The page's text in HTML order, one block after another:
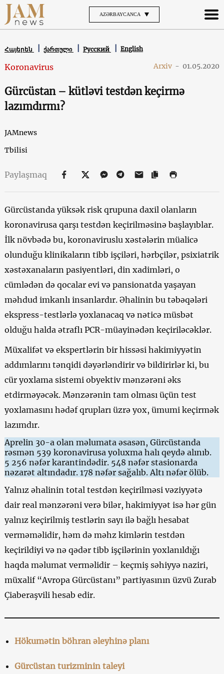
AZƏRBAYCANCA
Հայերեն ქართული Русский English
Koronavirus Arxiv - 01.05.2020
Gürcüstan – kütləvi testdən keçirmə
lazımdırmı?
JAMnews
Tbilisi
Paylaşmaq
Gürcüstanda yüksək risk qrupuna daxil olanların
koronavirusa qarşı testdən keçirilməsinə başlayıblar.
İlk növbədə bu, koronaviruslu xəstələrin müalicə
olunduğu klinikaların tibb işçiləri, hərbçilər, psixiatrik
xəstəxanaların pasiyentləri, din xadimləri, o
cümlədən də qocalar evi və pansionatda yaşayan
məhdud imkanlı insanlardır. Əhalinin bu təbəqələri
ekspress-testlərlə yoxlanacaq və nəticə müsbət
olduğu halda ətraflı PCR-müayinədən keçiriləcəklər.
Müxalifət və ekspertlərin bir hissəsi hakimiyyətin
addımlarını tənqidi dəyərləndirir və bildirirlər ki, bu
cür yoxlama sistemi obyektiv mənzərəni əks
etdirməyəcək. Mənzərənin tam olması üçün test
yoxlamasını hədəf qrupları üzrə yox, ümumi keçirmək
lazımdır.
Aprelin 30-a olan məlumata əsasən, Gürcüstanda
rəsmən 539 koronavirusa yoluxma halı qeydə alınıb.
5 256 nəfər karantindədir. 548 nəfər stasionarda
nəzarət altındadır. 178 nəfər sağalıb. Altı nəfər ölüb.
Yalnız əhalinin total testdən keçirilməsi vəziyyətə
dair real mənzərəni verə bilər, hakimiyyət isə hər gün
yalnız keçirilmiş testlərin sayı ilə bağlı hesabat
verməməlidir, həm də məhz kimlərin testdən
keçirildiyi və nə qədər tibb işçilərinin yoxlanıldığı
haqda məlumat verməlidir – keçmiş səhiyyə naziri,
müxalif “Avropa Gürcüstanı” partiyasının üzvü Zurab
Çiaberaşvili hesab edir.
Hökumətin böhran əleyhinə planı
Gürcüstan turizminin taleyi